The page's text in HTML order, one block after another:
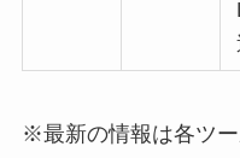
※最新の情報は各ツ